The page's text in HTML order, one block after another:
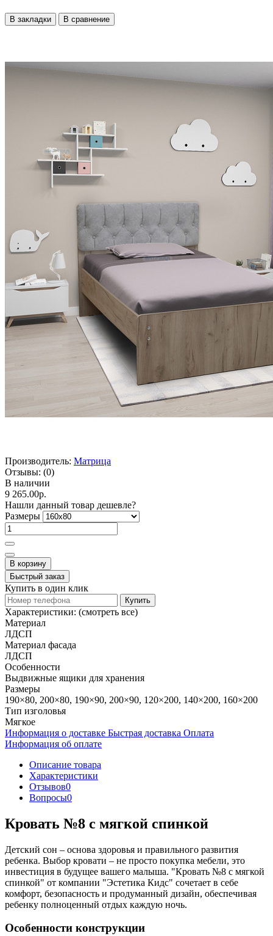
В закладки В сравнение
Производитель: Матрица
Отзывы: (0)
В наличии
9 265.00р.
Нашли данный товар дешевле?
Размеры
В корзину
Быстрый заказ
Купить в один клик
Купить
Характеристики: (смотреть все)
Материал
ЛДСП
Материал фасада
ЛДСП
Особенности
Выдвижные ящики для хранения
Размеры
190×80, 200×80, 190×90, 200×90, 120×200, 140×200, 160×200
Тип изголовья
Мягкое
Информация о доставке Быстрая доставка Оплата
Информация об оплате
Описание товара
Характеристики
Отзывов0
Вопросы0
Кровать №8 с мягкой спинкой
Детский сон – основа здоровья и правильного развития
ребенка. Выбор кровати – не просто покупка мебели, это
инвестиция в будущее вашего малыша. "Кровать №8 с мягкой
спинкой" от компании "Эстетика Кидс" сочетает в себе
комфорт, безопасность и продуманный дизайн, обеспечивая
ребенку полноценный отдых каждую ночь.
Особенности конструкции